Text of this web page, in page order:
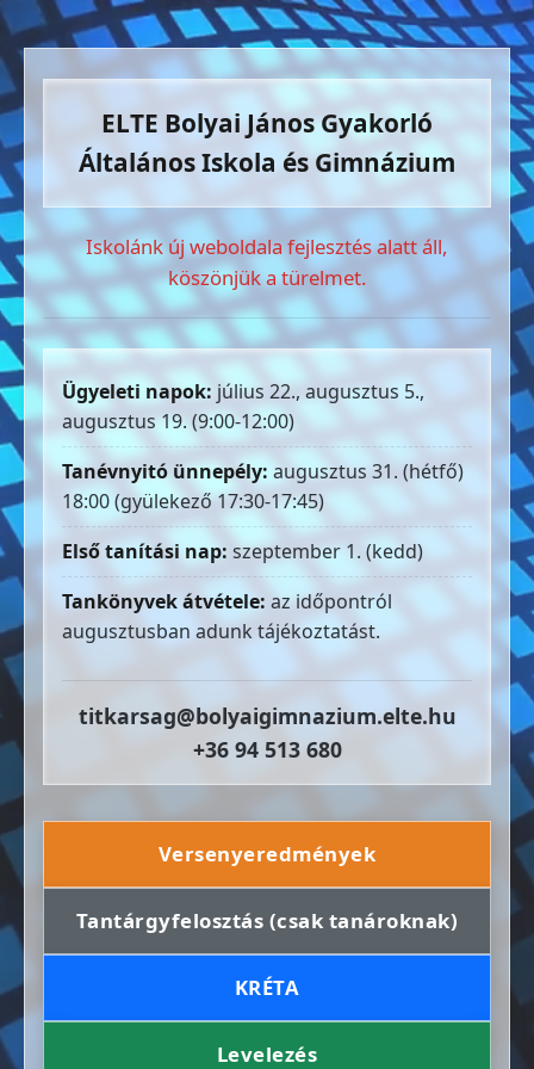
ELTE Bolyai János Gyakorló
Általános Iskola és Gimnázium
Iskolánk új weboldala fejlesztés alatt áll,
köszönjük a türelmet.
Ügyeleti napok: július 22., augusztus 5.,
augusztus 19. (9:00-12:00)
Tanévnyitó ünnepély: augusztus 31. (hétfő)
18:00 (gyülekező 17:30-17:45)
Első tanítási nap: szeptember 1. (kedd)
Tankönyvek átvétele: az időpontról
augusztusban adunk tájékoztatást.
titkarsag@bolyaigimnazium.elte.hu
+36 94 513 680
Versenyeredmények
Tantárgyfelosztás (csak tanároknak)
KRÉTA
Levelezés